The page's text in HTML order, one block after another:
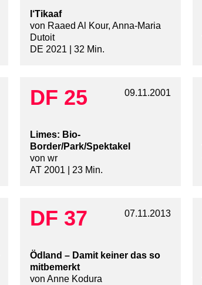
I‘Tikaaf
von Raaed Al Kour, Anna-Maria
Dutoit
DE 2021 | 32 Min.
DF 25 09.11.2001
Limes: Bio-
Border/Park/Spektakel
von wr
AT 2001 | 23 Min.
DF 37 07.11.2013
Ödland – Damit keiner das so
mitbemerkt
von Anne Kodura